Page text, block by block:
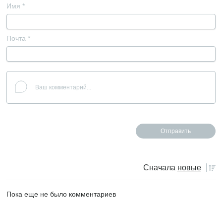
Имя *
Почта *
Сначала новые
Пока еще не было комментариев